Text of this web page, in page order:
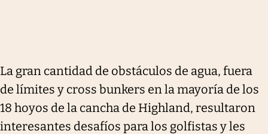
La gran cantidad de obstáculos de agua, fuera
de límites y cross bunkers en la mayoría de los
18 hoyos de la cancha de Highland, resultaron
interesantes desafíos para los golfistas y les